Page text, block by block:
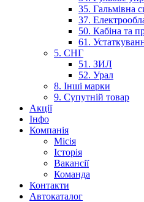
35. Гальмівна
37.
50. Кабіна та
61.
5. СНГ
51. ЗИЛ
52. Урал
8. Інші марки
9. Супутній товар
Акції
Інфо
Компанія
Місія
Історія
Вакансії
Команда
Контакти
Автокаталог